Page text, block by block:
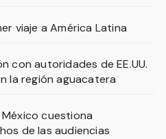
viaje a América Latina
con autoridades de EE.UU.
la región aguacatera
cuestiona
de las audiencias